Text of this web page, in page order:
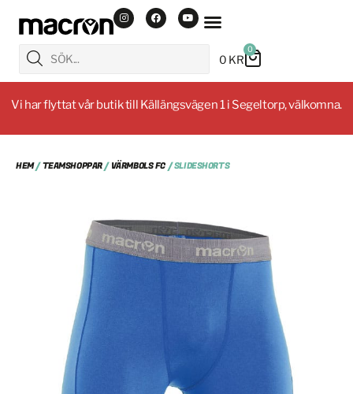
0 KR
0
Vi har flyttat vår butik till Källängsvägen 1 i Segeltorp, välkomna.
HEM/TEAMSHOPPAR/VÄRMBOLS FC/ SLIDESHORTS